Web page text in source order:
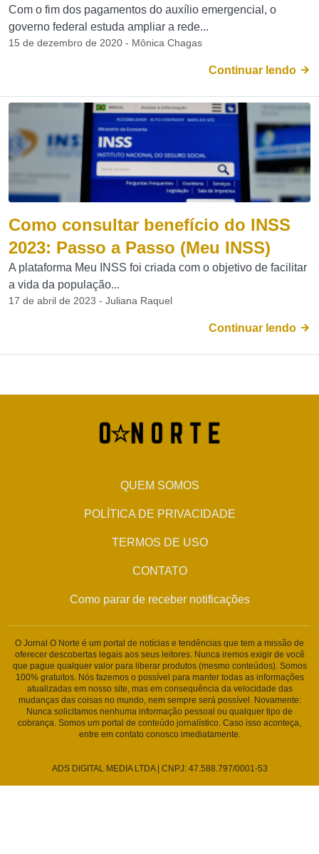
Com o fim dos pagamentos do auxílio emergencial, o
governo federal estuda ampliar a rede...
15 de dezembro de 2020 - Mônica Chagas
Continuar lendo
Como consultar benefício do INSS
2023: Passo a Passo (Meu INSS)
A plataforma Meu INSS foi criada com o objetivo de facilitar
a vida da população...
17 de abril de 2023 - Juliana Raquel
Continuar lendo
QUEM SOMOS
POLÍTICA DE PRIVACIDADE
TERMOS DE USO
CONTATO
Como parar de receber notificações
O Jornal O Norte é um portal de notícias e tendências que tem a missão de
oferecer descobertas legais aos seus leitores. Nunca iremos exigir de você
que pague qualquer valor para liberar produtos (mesmo conteúdos). Somos
100% gratuitos. Nós fazemos o possível para manter todas as informações
atualizadas em nosso site, mas em consequência da velocidade das
mudanças das coisas no mundo, nem sempre será possível. Novamente:
Nunca solicitamos nenhuma informação pessoal ou qualquer tipo de
cobrança. Somos um portal de conteúdo jornalístico. Caso isso aconteça,
entre em contato conosco imediatamente.
ADS DIGITAL MEDIA LTDA | CNPJ: 47.588.797/0001-53